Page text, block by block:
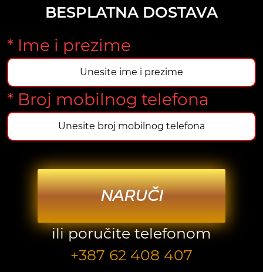
BESPLATNA DOSTAVA
* Ime i prezime
* Broj mobilnog telefona
NARUČI
ili poručite telefonom
+387 62 408 407